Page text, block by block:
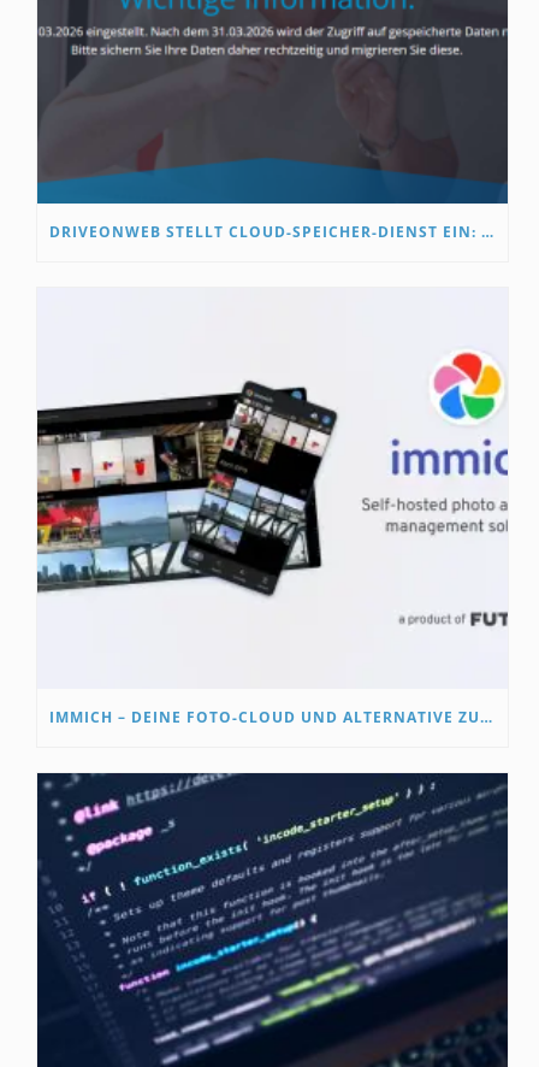
DRIVEONWEB STELLT CLOUD-SPEICHER-DIENST EIN: WAS NUTZER JETZT WISSEN MÜSSEN
IMMICH – DEINE FOTO-CLOUD UND ALTERNATIVE ZU GOOGLE PHOTOS